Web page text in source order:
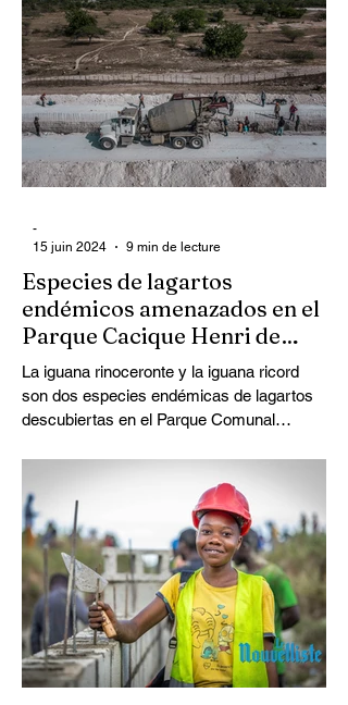
Especies de lagartos
endémicos amenazados en el
Parque Cacique Henri de
Anse-à-Pitres
La iguana rinoceronte y la iguana ricord
son dos especies endémicas de lagartos
descubiertas en el Parque Comunal
-
15 juin 2024
9 min de lecture